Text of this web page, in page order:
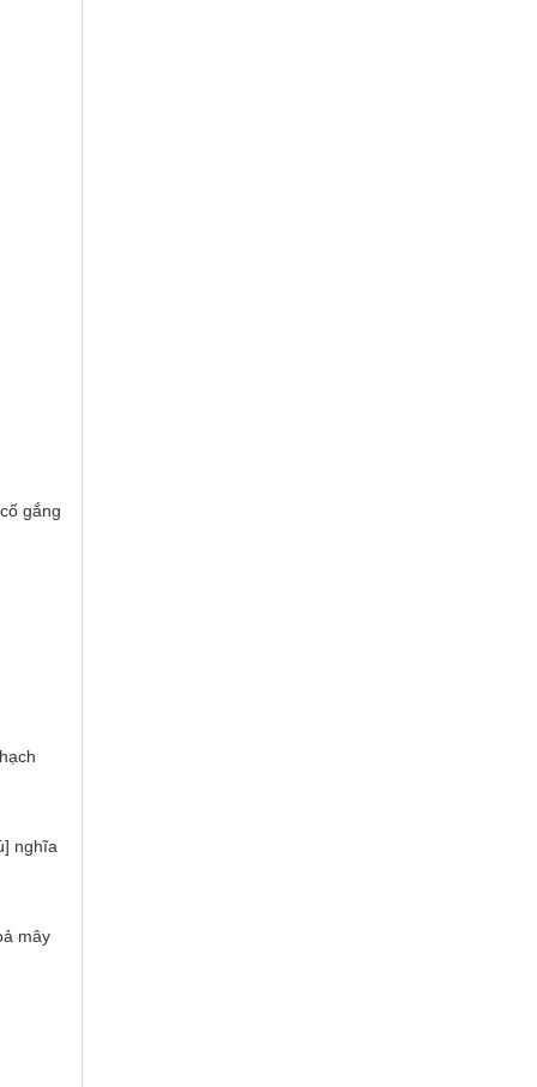
gắng
nghĩa
mây